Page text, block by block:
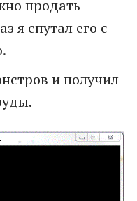
продать
я спутал его с
и получил